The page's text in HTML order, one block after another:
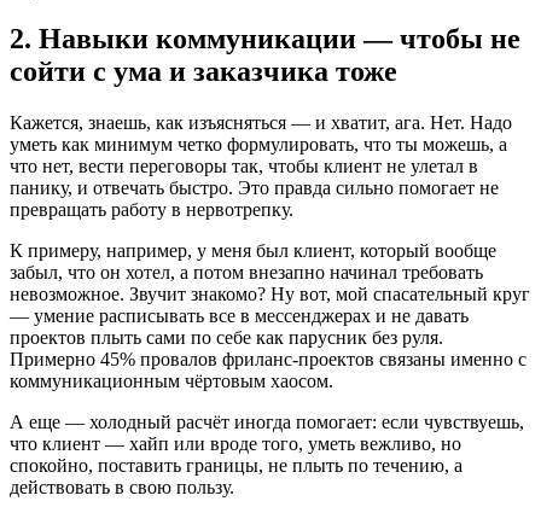
2. Навыки коммуникации — чтобы не
сойти с ума и заказчика тоже
Кажется, знаешь, как изъясняться — и хватит, ага. Нет. Надо
уметь как минимум четко формулировать, что ты можешь, а
что нет, вести переговоры так, чтобы клиент не улетал в
панику, и отвечать быстро. Это правда сильно помогает не
превращать работу в нервотрепку.
К примеру, например, у меня был клиент, который вообще
забыл, что он хотел, а потом внезапно начинал требовать
невозможное. Звучит знакомо? Ну вот, мой спасательный круг
— умение расписывать все в мессенджерах и не давать
проектов плыть сами по себе как парусник без руля.
Примерно 45% провалов фриланс-проектов связаны именно с
коммуникационным чёртовым хаосом.
А еще — холодный расчёт иногда помогает: если чувствуешь,
что клиент — хайп или вроде того, уметь вежливо, но
спокойно, поставить границы, не плыть по течению, а
действовать в свою пользу.